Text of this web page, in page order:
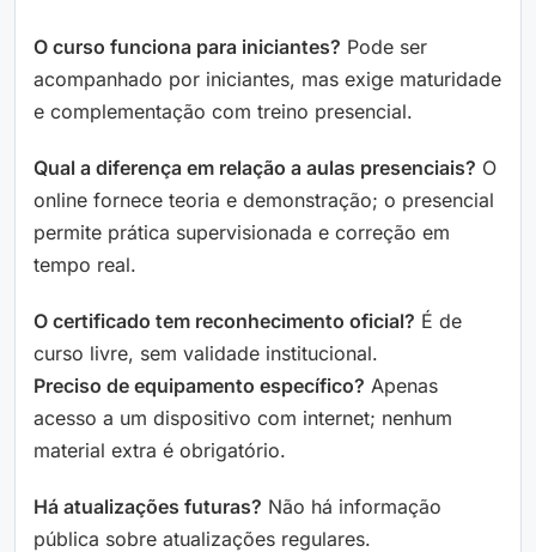
O curso funciona para iniciantes? Pode ser
acompanhado por iniciantes, mas exige maturidade
e complementação com treino presencial.
Qual a diferença em relação a aulas presenciais? O
online fornece teoria e demonstração; o presencial
permite prática supervisionada e correção em
tempo real.
O certificado tem reconhecimento oficial? É de
curso livre, sem validade institucional.
Preciso de equipamento específico? Apenas
acesso a um dispositivo com internet; nenhum
material extra é obrigatório.
Há atualizações futuras? Não há informação
pública sobre atualizações regulares.